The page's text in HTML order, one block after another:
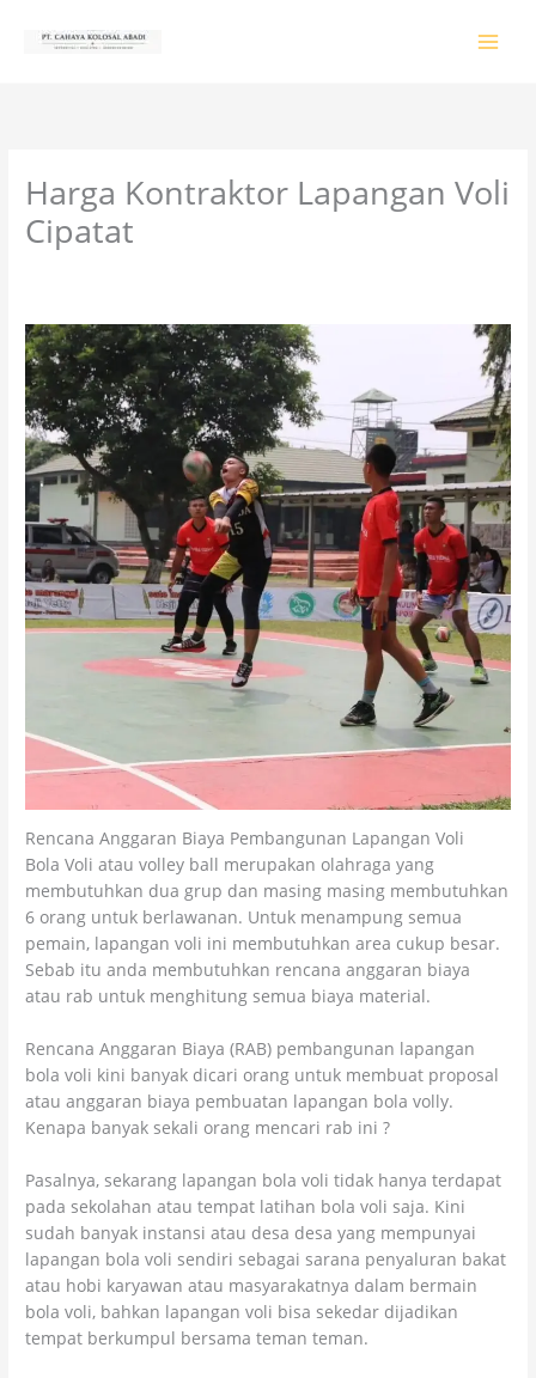
Harga Kontraktor Lapangan Voli
Cipatat
Rencana Anggaran Biaya Pembangunan Lapangan Voli
Bola Voli atau volley ball merupakan olahraga yang
membutuhkan dua grup dan masing masing membutuhkan
6 orang untuk berlawanan. Untuk menampung semua
pemain, lapangan voli ini membutuhkan area cukup besar.
Sebab itu anda membutuhkan rencana anggaran biaya
atau rab untuk menghitung semua biaya material.
Rencana Anggaran Biaya (RAB) pembangunan lapangan
bola voli kini banyak dicari orang untuk membuat proposal
atau anggaran biaya pembuatan lapangan bola volly.
Kenapa banyak sekali orang mencari rab ini ?
Pasalnya, sekarang lapangan bola voli tidak hanya terdapat
pada sekolahan atau tempat latihan bola voli saja. Kini
sudah banyak instansi atau desa desa yang mempunyai
lapangan bola voli sendiri sebagai sarana penyaluran bakat
atau hobi karyawan atau masyarakatnya dalam bermain
bola voli, bahkan lapangan voli bisa sekedar dijadikan
tempat berkumpul bersama teman teman.